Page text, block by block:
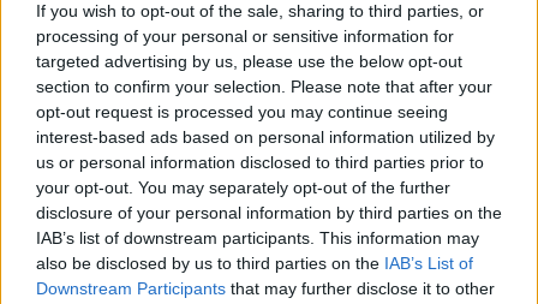
If you wish to opt-out of the sale, sharing to third parties, or
processing of your personal or sensitive information for
targeted advertising by us, please use the below opt-out
section to confirm your selection. Please note that after your
opt-out request is processed you may continue seeing
interest-based ads based on personal information utilized by
us or personal information disclosed to third parties prior to
your opt-out. You may separately opt-out of the further
disclosure of your personal information by third parties on the
IAB’s list of downstream participants. This information may
also be disclosed by us to third parties on the IAB’s List of
Downstream Participants that may further disclose it to other
che dipenda dalla partita di domani”.
Ancelotti: “I tifosi dell’Everton
sono spettacolari, ma quanto
soffrono”
15 Aprile 2025
Byredazione cp
Carlo Ancelotti ricorda la passione dei tifosi dell’Everton, e spiega
perchè i tifosi toffees soffrano nelle ultime stagioni